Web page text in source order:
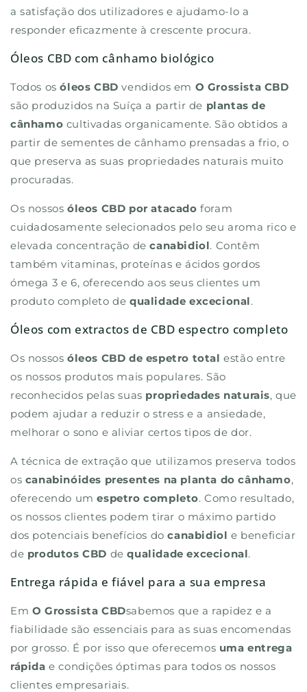
a satisfação dos utilizadores e ajudamo-lo a
responder eficazmente à crescente procura.
Óleos CBD com cânhamo biológico
Todos osóleos CBD vendidos em O Grossista CBD
são produzidos na Suíça a partir de plantas de
cânhamo cultivadas organicamente. São obtidos a
partir de sementes de cânhamo prensadas a frio, o
que preserva as suas propriedades naturais muito
procuradas.
Os nossos óleos CBD por atacado foram
cuidadosamente selecionados pelo seu aroma rico e
elevada concentração decanabidiol. Contêm
também vitaminas, proteínas e ácidos gordos
ómega 3 e 6, oferecendo aos seus clientes um
produto completo dequalidade excecional.
Óleos com extractos de CBD espectro completo
Os nossos óleos CBD de espetro total estão entre
os nossos produtos mais populares. São
reconhecidos pelas suas propriedades naturais, que
podem ajudar a reduzir o stress e a ansiedade,
melhorar o sono e aliviar certos tipos de dor.
A técnica de extração que utilizamos preserva todos
os canabinóides presentes na planta do cânhamo,
oferecendo umespetro completo. Como resultado,
os nossos clientes podem tirar o máximo partido
dos potenciais benefícios docanabidiol e beneficiar
de produtos CBD dequalidade excecional.
Entrega rápida e fiável para a sua empresa
Em O Grossista CBDsabemos que a rapidez e a
fiabilidade são essenciais para as suas encomendas
por grosso. É por isso que oferecemos uma entrega
rápida e condições óptimas para todos os nossos
clientes empresariais.